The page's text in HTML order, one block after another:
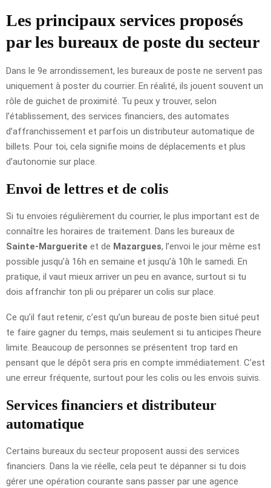
Les principaux services proposés
par les bureaux de poste du secteur
Dans le 9e arrondissement, les bureaux de poste ne servent pas
uniquement à poster du courrier. En réalité, ils jouent souvent un
rôle de guichet de proximité. Tu peux y trouver, selon
l’établissement, des services financiers, des automates
d’affranchissement et parfois un distributeur automatique de
billets. Pour toi, cela signifie moins de déplacements et plus
d’autonomie sur place.
Envoi de lettres et de colis
Si tu envoies régulièrement du courrier, le plus important est de
connaître les horaires de traitement. Dans les bureaux de
Sainte-Marguerite et de Mazargues, l’envoi le jour même est
possible jusqu’à 16h en semaine et jusqu’à 10h le samedi. En
pratique, il vaut mieux arriver un peu en avance, surtout si tu
dois affranchir ton pli ou préparer un colis sur place.
Ce qu’il faut retenir, c’est qu’un bureau de poste bien situé peut
te faire gagner du temps, mais seulement si tu anticipes l’heure
limite. Beaucoup de personnes se présentent trop tard en
pensant que le dépôt sera pris en compte immédiatement. C’est
une erreur fréquente, surtout pour les colis ou les envois suivis.
Services financiers et distributeur
automatique
Certains bureaux du secteur proposent aussi des services
financiers. Dans la vie réelle, cela peut te dépanner si tu dois
gérer une opération courante sans passer par une agence